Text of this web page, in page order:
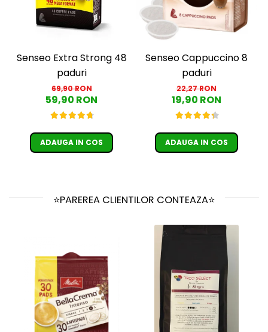
Senseo Extra Strong 48
paduri
69,90 RON
59,90 RON
ADAUGA IN COS
Senseo Cappuccino 8
paduri
22,27 RON
19,90 RON
ADAUGA IN COS
⭐PAREREA CLIENTILOR CONTEAZA⭐